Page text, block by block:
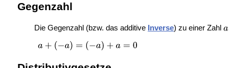
Gegenzahl
Die Gegenzahl (bzw. das additive Inverse) zu einer Zahl